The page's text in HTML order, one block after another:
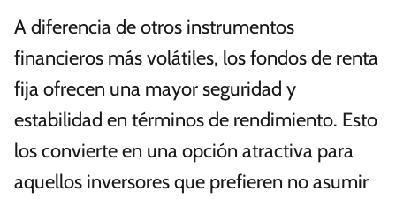
A diferencia de otros instrumentos
financieros más volátiles, los fondos de renta
fija ofrecen una mayor seguridad y
estabilidad en términos de rendimiento. Esto
los convierte en una opción atractiva para
aquellos inversores que prefieren no asumir